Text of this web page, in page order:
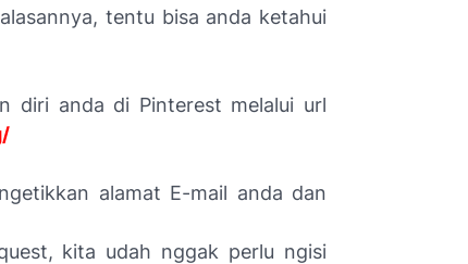
tentu bisa anda ketahui
diri anda di Pinterest melalui url
alamat E-mail anda dan
kita udah nggak perlu ngisi